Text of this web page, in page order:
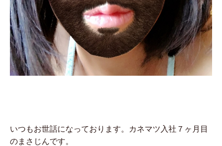
いつもお世話になっております。カネマツ入社７ヶ月目
のまさじんです。